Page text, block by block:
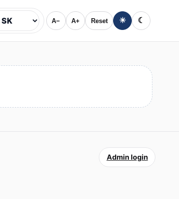
A− A+ Reset ☀ ☾
Admin login